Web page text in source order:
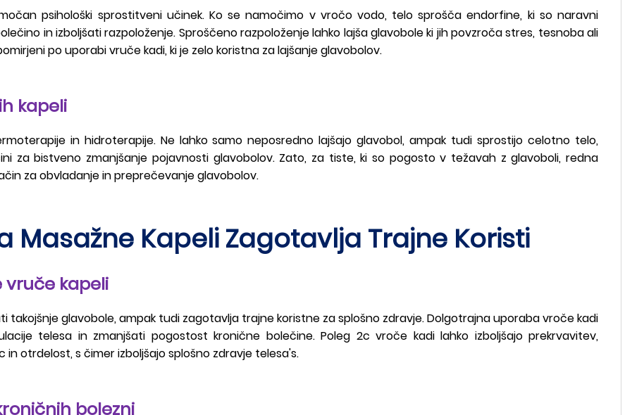
psihološki sprostitveni učinek. Ko se namočimo v vročo vodo, telo sprošča endorfine, ki so naravni
in izboljšati razpoloženje. Sproščeno razpoloženje lahko lajša glavobole ki jih povzroča stres, tesnoba ali
po uporabi vruče kadi, ki je zelo koristna za lajšanje glavobolov.
kapeli
in hidroterapije. Ne lahko samo neposredno lajšajo glavobol, ampak tudi sprostijo celotno telo,
za bistveno zmanjšanje pojavnosti glavobolov. Zato, za tiste, ki so pogosto v težavah z glavoboli, redna
za obvladanje in preprečevanje glavobolov.
Masažne Kapeli Zagotavlja Trajne Koristi
kapeli
takojšnje glavobole, ampak tudi zagotavlja trajne koristne za splošno zdravje. Dolgotrajna uporaba vroče kadi
telesa in zmanjšati pogostost kronične bolečine. Poleg 2c vroče kadi lahko izboljšajo prekrvavitev,
otrdelost, s čimer izboljšajo splošno zdravje telesa's.
bolezni